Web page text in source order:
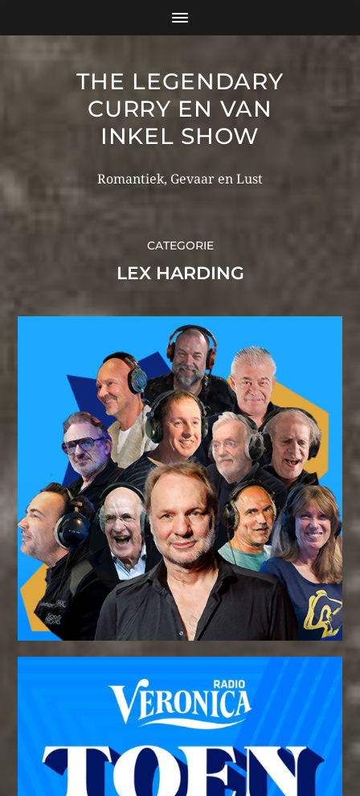
THE LEGENDARY
CURRY EN VAN
INKEL SHOW
Romantiek, Gevaar en Lust
CATEGORIE
LEX HARDING